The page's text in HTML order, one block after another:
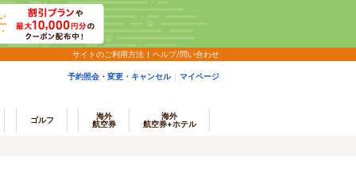
サイトのご利用方法 ヘルプ/問い合わせ
予約照会・変更・キャンセル マイページ
ゴルフ
海外
航空券
海外
航空券+ホテル